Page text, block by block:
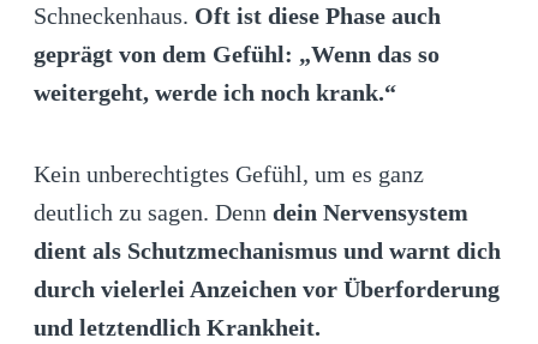
Schneckenhaus. Oft ist diese Phase auch
geprägt von dem Gefühl: „Wenn das so
weitergeht, werde ich noch krank.“
Kein unberechtigtes Gefühl, um es ganz
deutlich zu sagen. Denn dein Nervensystem
dient als Schutzmechanismus und warnt dich
durch vielerlei Anzeichen vor Überforderung
und letztendlich Krankheit.